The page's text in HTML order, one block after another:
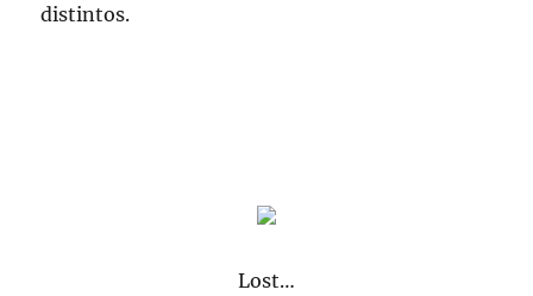
distintos.
Lost…